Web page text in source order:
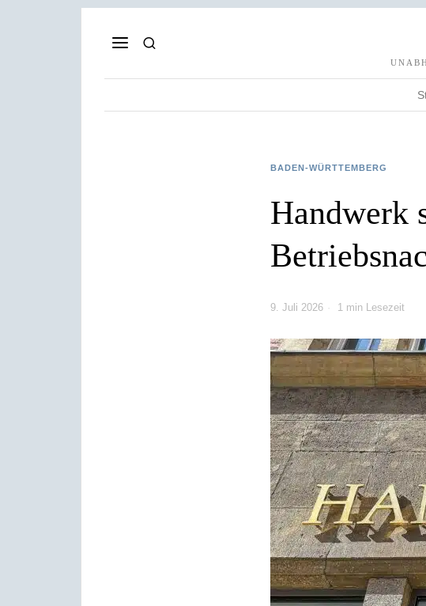
BADEN-WÜRTTEMBERG
Handwerk
9. Juli 2026 1 min Lesezeit